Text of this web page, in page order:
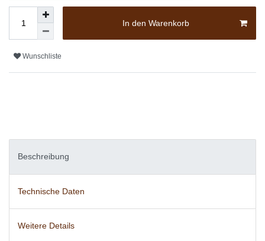
In den Warenkorb
Wunschliste
Beschreibung
Technische Daten
Weitere Details